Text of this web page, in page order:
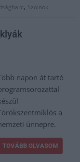
, Szolnok
napon át tartó
a
ünnepre.
TOVÁBB OLVASOM